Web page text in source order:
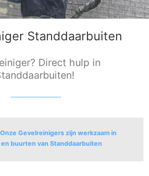
Standdaarbuiten
Direct hulp in
Gevelreinigers zijn werkzaam in
buurten van Standdaarbuiten